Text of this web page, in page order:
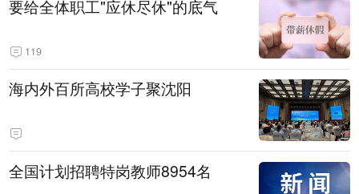
要给全体职工"应休尽休"的底气
119
海内外百所高校学子聚沈阳
全国计划招聘特岗教师8954名